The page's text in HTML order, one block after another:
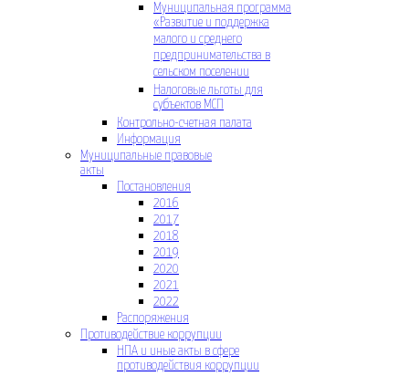
Муниципальная программа
«Развитие и поддержка
малого и среднего
предпринимательства в
сельском поселении
Налоговые льготы для
субъектов МСП
Контрольно-счетная палата
Информация
Муниципальные правовые
акты
Постановления
2016
2017
2018
2019
2020
2021
2022
Распоряжения
Противодействие коррупции
НПА и иные акты в сфере
противодействия коррупции